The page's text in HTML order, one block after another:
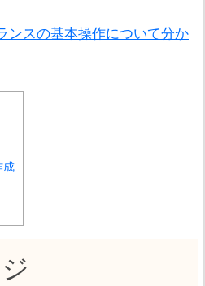
スの基本操作について分か
成